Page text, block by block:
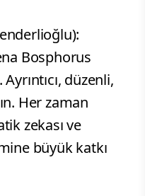
Bosphorus
düzenli,
Her zaman
zekası ve
büyük katkı